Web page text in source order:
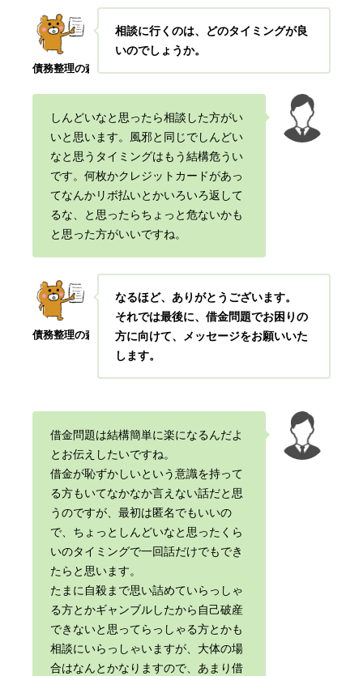
債務整理の森
相談に行くのは、どのタイミングが良
いのでしょうか。
しんどいなと思ったら相談した方がい
いと思います。風邪と同じでしんどい
なと思うタイミングはもう結構危うい
です。何枚かクレジットカードがあっ
てなんかリボ払いとかいろいろ返して
るな、と思ったらちょっと危ないかも
と思った方がいいですね。
債務整理の森
なるほど、ありがとうございます。
それでは最後に、借金問題でお困りの
方に向けて、メッセージをお願いいた
します。
借金問題は結構簡単に楽になるんだよ
とお伝えしたいですね。
借金が恥ずかしいという意識を持って
る方もいてなかなか言えない話だと思
うのですが、最初は匿名でもいいの
で、ちょっとしんどいなと思ったくら
いのタイミングで一回話だけでもでき
たらと思います。
たまに自殺まで思い詰めていらっしゃ
る方とかギャンブルしたから自己破産
できないと思ってらっしゃる方とかも
相談にいらっしゃいますが、大体の場
合はなんとかなりますので、あまり借